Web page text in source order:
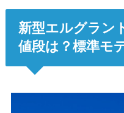
新型エルグラン
値段は？標準モ